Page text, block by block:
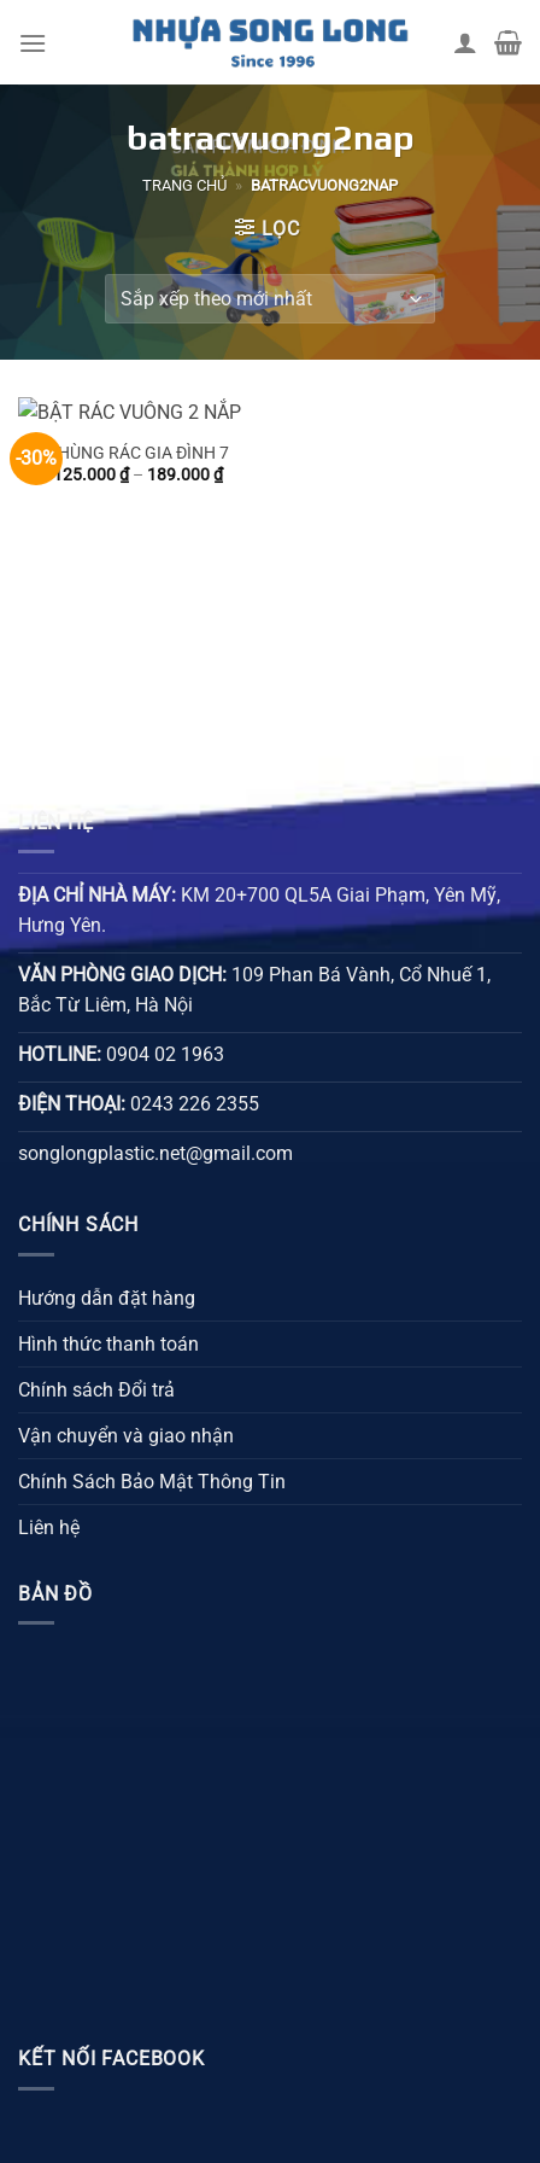
batracvuong2nap
TRANG CHỦ » BATRACVUONG2NAP
LỌC
-30%THÙNG RÁC GIA ĐÌNH 7
125.000₫ – 189.000₫Khoảng
giá:
LIÊN HỆ
ĐỊA CHỈ NHÀ MÁY: KM 20+700 QL5A Giai Phạm, Yên Mỹ,
Hưng Yên.
VĂN PHÒNG GIAO DỊCH: 109 Phan Bá Vành, Cổ Nhuế 1,
Bắc Từ Liêm, Hà Nội
HOTLINE: 0904 02 1963
ĐIỆN THOẠI: 0243 226 2355
songlongplastic.net@gmail.com
CHÍNH SÁCH
Hướng dẫn đặt hàng
Hình thức thanh toán
Chính sách Đổi trả
Vận chuyển và giao nhận
Chính Sách Bảo Mật Thông Tin
Liên hệ
BẢN ĐỒ
KẾT NỐI FACEBOOK